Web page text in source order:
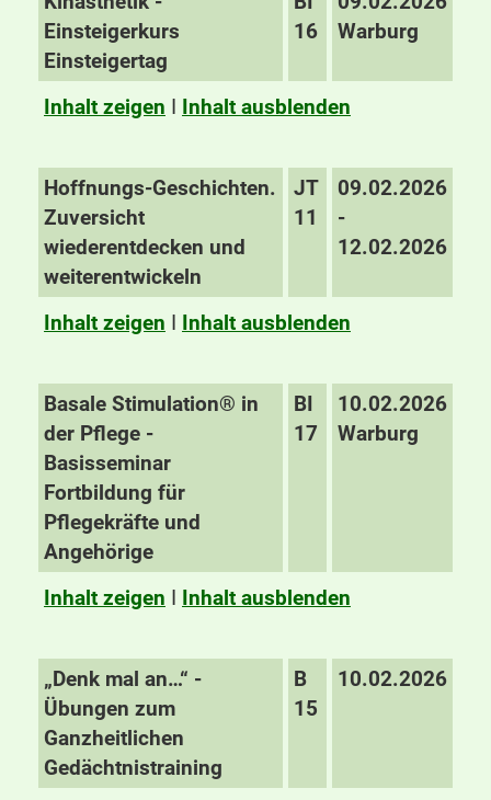
Einsteigerkurs
Einsteigertag
16
Warburg
Inhalt zeigen I Inhalt ausblenden
Hoffnungs-Geschichten.
Zuversicht
wiederentdecken und
weiterentwickeln
JT
11
09.02.2026
-
12.02.2026
Inhalt zeigen I Inhalt ausblenden
Basale Stimulation® in
der Pflege -
Basisseminar
Fortbildung für
Pflegekräfte und
Angehörige
BI
17
10.02.2026
Warburg
Inhalt zeigen I Inhalt ausblenden
„Denk mal an…“ -
Übungen zum
Ganzheitlichen
Gedächtnistraining
B
15
10.02.2026